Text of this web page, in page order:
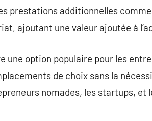
prestations additionnelles
ajoutant une valeur ajoutée à
une option populaire pour les
de choix sans la
nomades, les startups, et